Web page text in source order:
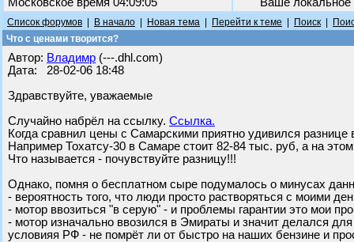
Список форумов В начало Новая тема Перейти к теме Поиск
Что с ценами творится?
Автор: Владимр (---.dhl.com)
Дата: 28-02-06 18:48
Здравствуйте, уважаемые
Случайно набрёл на ссылку. Ссылка.
Когда сравнил цены с Самарскими приятно удивился разнице
Например Тохатсу-30 в Самаре стоит 82-84 тыс. руб, а на
Что называется - почувствуйте разницу!!!
Однако, помня о бесплатном сыре подумалось о минусах
- вероятность того, что люди просто растворяться с моими
- мотор ввозиться "в серую" - и проблемы гарантии это мои
- мотор изначально ввозился в Эмираты и значит делался
условияя РФ - не помрёт ли от быстро на наших бензине и